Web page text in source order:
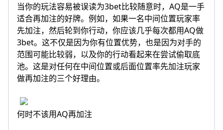
当你的玩法容易被误读为3bet比较随意时，AQ是一手
适合再加注的好牌。例如，如果一名中间位置玩家率
先加注，然后轮到你行动，你应该几乎每次都用AQ做
3bet。这不仅是因为你有位置优势，也是因为对手的
范围可能比较弱，以及你的行动看起来在尝试偷取底
池。这是对任何在中间位置或后面位置率先加注玩家
做再加注的三个好理由。
何时不该用AQ再加注